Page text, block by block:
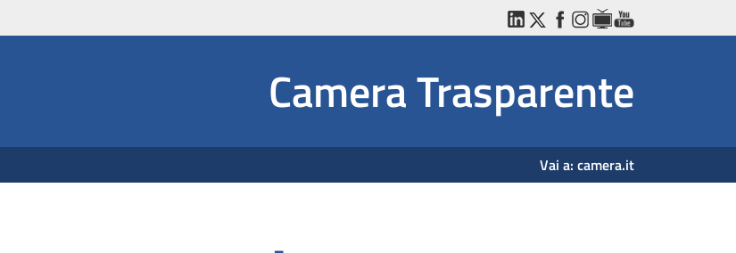
LinkedInTwitterFacebookInstagram
WebTVYouTube
Camera Trasparente
Vai a: camera.it